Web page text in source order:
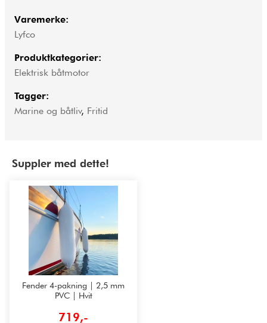
Varemerke:
Lyfco
Produktkategorier:
Elektrisk båtmotor
Tagger:
Marine og båtliv, Fritid
Suppler med dette!
Fender 4-pakning | 2,5 mm
PVC | Hvit
719,-